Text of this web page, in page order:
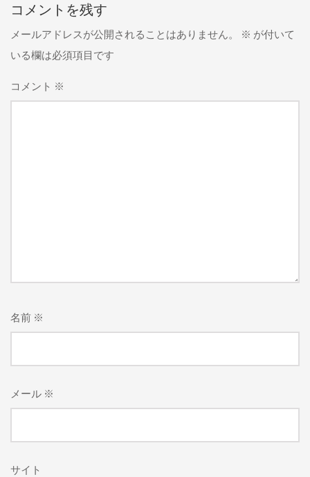
コメントを残す
メールアドレスが公開されることはありません。 ※ が付いて
いる欄は必須項目です
コメント ※
名前 ※
メール ※
サイト